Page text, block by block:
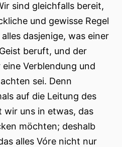
sind gleichfalls bereit,
und gewisse Regel
dasjenige, was einer
beruft, und der
Verblendung und
achten sei. Denn
auf die Leitung des
wir uns in etwas, das
möchten; deshalb
alles Vóre nicht nur